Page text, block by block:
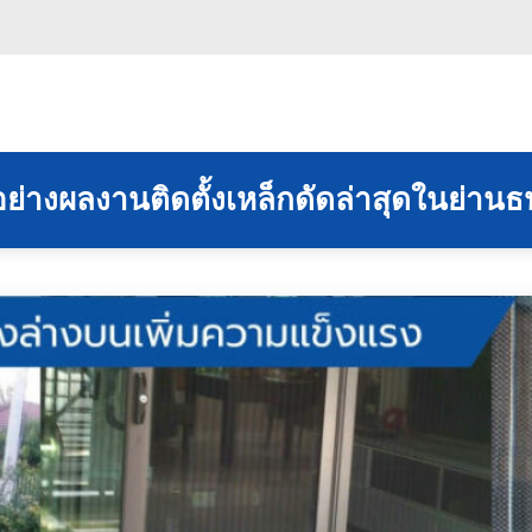
างผลงานติดตั้งเหล็กดัดล่าสุดในย่าน